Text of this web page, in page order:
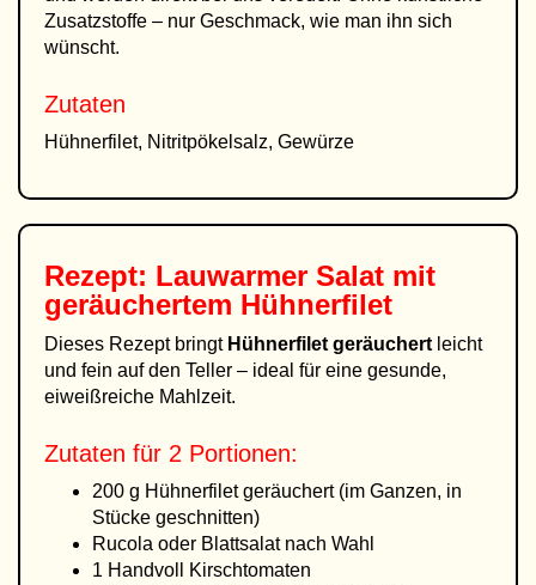
Zusatzstoffe – nur Geschmack, wie man ihn sich
wünscht.
Zutaten
Hühnerfilet, Nitritpökelsalz, Gewürze
Rezept: Lauwarmer Salat mit
geräuchertem Hühnerfilet
Dieses Rezept bringt Hühnerfilet geräuchert leicht
und fein auf den Teller – ideal für eine gesunde,
eiweißreiche Mahlzeit.
Zutaten für 2 Portionen:
200 g Hühnerfilet geräuchert (im Ganzen, in
Stücke geschnitten)
Rucola oder Blattsalat nach Wahl
1 Handvoll Kirschtomaten